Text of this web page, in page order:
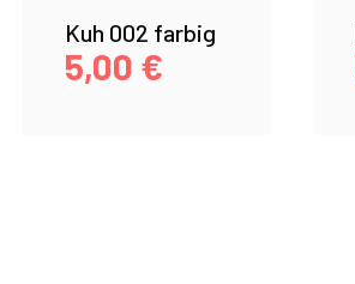
Kuh 002 farbig
5,00 €